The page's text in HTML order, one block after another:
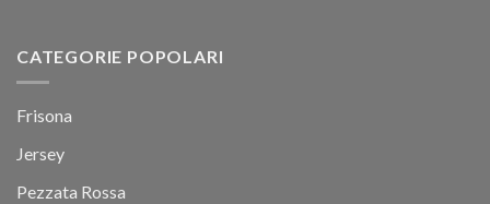
CATEGORIE POPOLARI
Frisona
Jersey
Pezzata Rossa